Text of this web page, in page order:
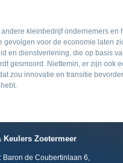
andere kleinbedrijf ondernemers
gevolgen voor de economie laten
en dienstverlening, die op basis
gesmoord. Niettemin, er zijn ook
zou innovatie en transitie
Keulers Zoetermeer
Baron de Coubertinlaan 6,